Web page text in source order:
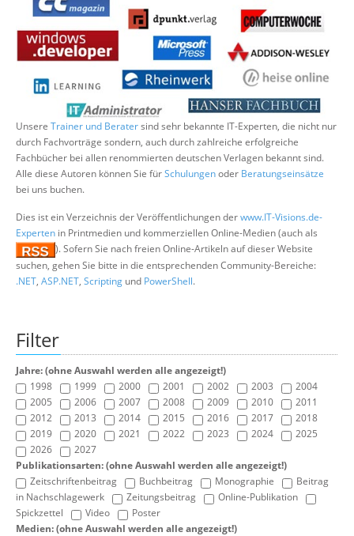
Über uns
Unsere Trainer und Beratersind sehr bekannte IT-Experten, die nicht nur
durch Fachvorträge sondern, auch durch zahlreiche erfolgreiche
Fachbücher bei allen renommierten deutschen Verlagen bekannt sind.
Alle diese Autoren können Sie fürSchulungenoder Beratungseinsätze
bei uns buchen.
Dies ist ein Verzeichnis der Veröffentlichungen derwww.IT-Visions.de-
Experten in Printmedien und kommerziellen Online-Medien (auch als
). Sofern Sie nach freien Online-Artikeln auf dieser Website
suchen, gehen Sie bitte in die entsprechenden Community-Bereiche:
.NET, ASP.NET, Scripting und PowerShell.
Filter
Jahre: (ohne Auswahl werden alle angezeigt!)
1998
1999 2000 2001 2002 2003
2004
2005
2006 2007 2008 2009 2010
2011
2012
2013 2014 2015 2016 2017
2018
2019
2020 2021 2022 2023 2024
2025
2026
2027
Publikationsarten: (ohne Auswahl werden alle angezeigt!)
Zeitschriftenbeitrag
Buchbeitrag Monographie
Beitrag
in Nachschlagewerk
Zeitungsbeitrag
Online-Publikation
Spickzettel
Video
Poster
Medien: (ohne Auswahl werden alle angezeigt!)